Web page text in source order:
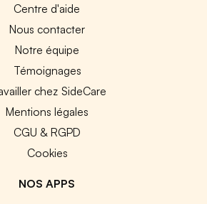
Centre d'aide
Nous contacter
Notre équipe
Témoignages
chez SideCare
Mentions légales
CGU & RGPD
Cookies
NOS APPS